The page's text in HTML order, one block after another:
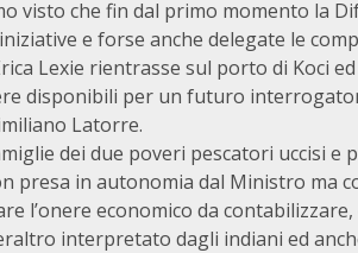
visto che fin dal primo momento la
e forse anche delegate le
Lexie rientrasse sul porto di Koci
disponibili per un futuro
Latorre.
dei due poveri pescatori uccisi e
presa in autonomia dal Ministro ma
l’onere economico da
interpretato dagli indiani ed